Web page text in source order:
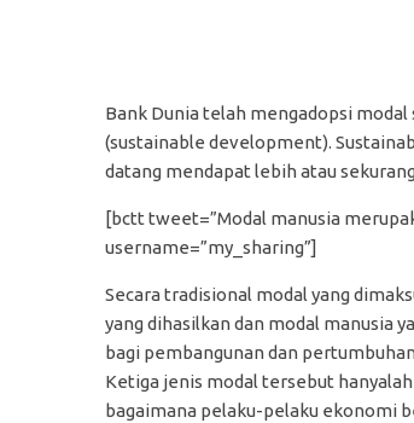
Bank Dunia telah mengadopsi
(sustainable development).
datang mendapat lebih atau
[bctt tweet=”Modal manusia
username=”my_sharing”]
Secara tradisional modal yang
yang dihasilkan dan modal manusia
bagi pembangunan dan
Ketiga jenis modal tersebut
bagaimana pelaku-pelaku ekonomi